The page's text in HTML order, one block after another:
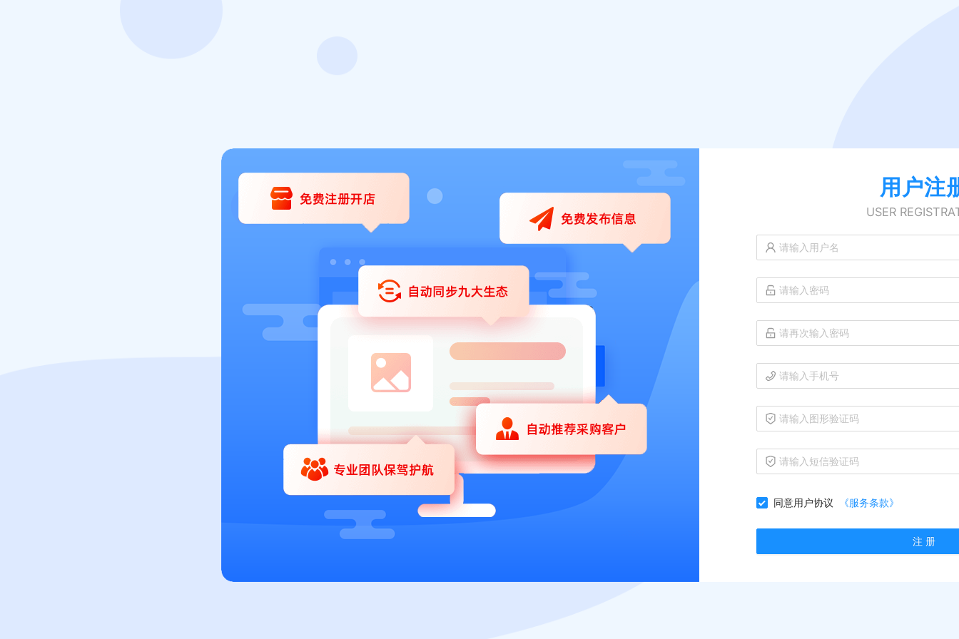
用户注
USER
同意用户协议 《服务条款》
注 册